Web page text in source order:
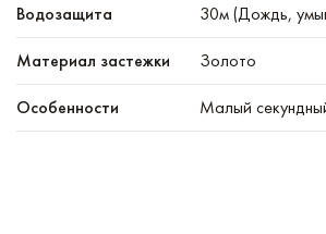
Водозащита 30м (Дождь,
Материал застежки Золото
Особенности Малый